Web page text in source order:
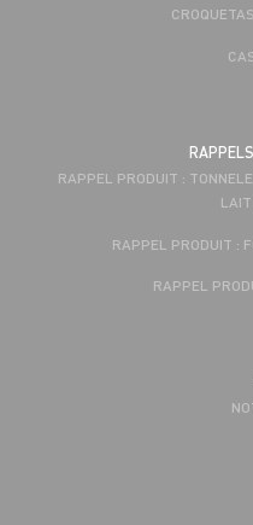
RAPPEL PRODUIT :
LAIT
RAPPEL PRODUIT :
RAPPEL